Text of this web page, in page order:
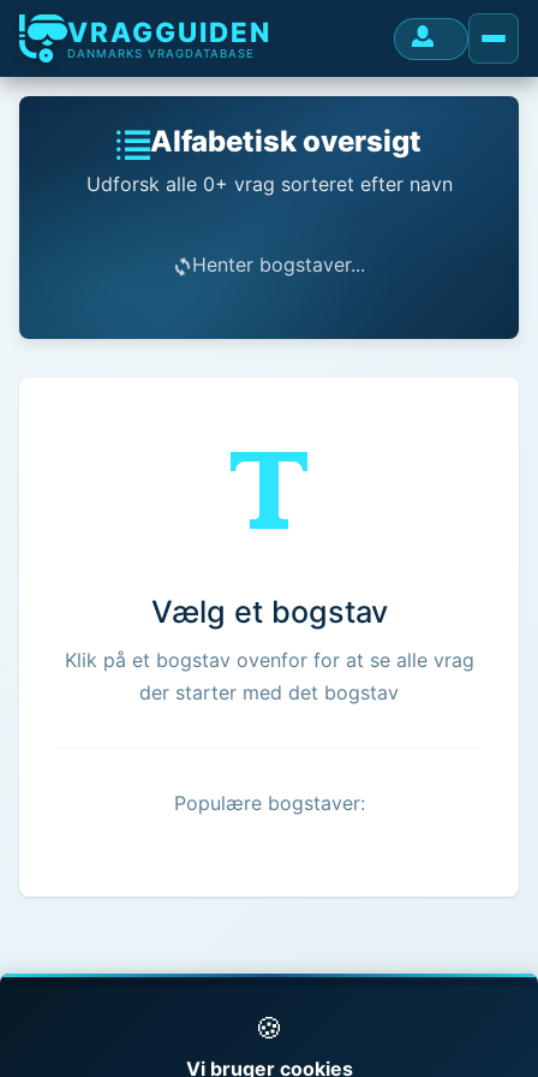
VRAGGUIDEN
DANMARKS VRAGDATABASE
Alfabetisk oversigt
Udforsk alle 0+ vrag sorteret efter navn
Henter bogstaver...
Vælg et bogstav
Klik på et bogstav ovenfor for at se alle vrag
der starter med det bogstav
Populære bogstaver:
© 1998 - 2026 Vragguiden - Danmarks største
🍪
Vi bruger cookies